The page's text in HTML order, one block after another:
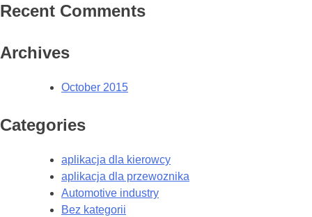
Recent Comments
Archives
October 2015
Categories
aplikacja dla kierowcy
aplikacja dla przewoznika
Automotive industry
Bez kategorii